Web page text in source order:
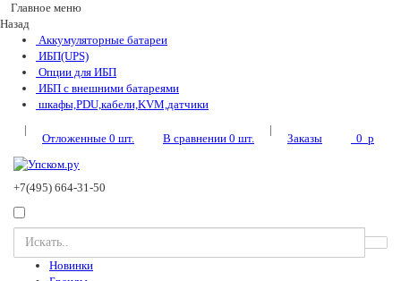
Главное меню
Назад
Аккумуляторные батареи
ИБП(UPS)
Опции для ИБП
ИБП с внешними батареями
шкафы,PDU,кабели,KVM,датчики
|
Отложенные 0 шт. В сравнении 0 шт.
|
Заказы 0 p
+7(495) 664-31-50
Новинки